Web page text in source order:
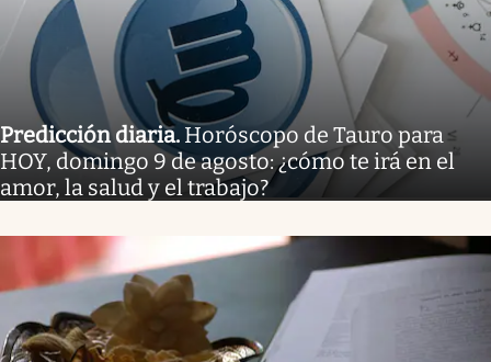
Predicción diaria. Horóscopo de Tauro para
HOY, domingo 9 de agosto: ¿cómo te irá en el
amor, la salud y el trabajo?